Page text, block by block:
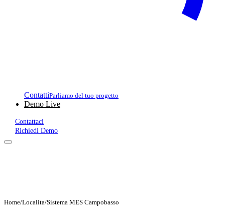
ContattiParliamo del tuo progetto
Demo Live
Contattaci
Richiedi Demo
Home/Localita/Sistema MES Campobasso